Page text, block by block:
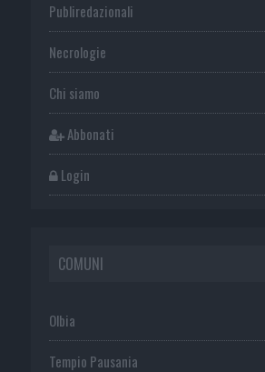
Publiredazionali
Necrologie
Chi siamo
Abbonati
Login
COMUNI
Olbia
Tempio Pausania